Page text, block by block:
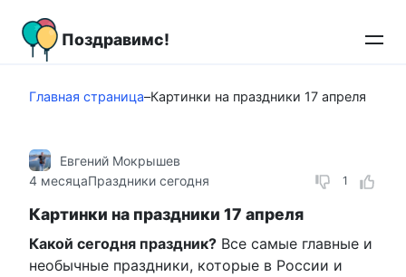
контенту
Поздравимс!
Главная страница–Картинки на праздники 17 апреля
1
Евгений Мокрышев
4 месяцаПраздники сегодня
Картинки на праздники 17 апреля
Какой сегодня праздник? Все самые главные и
необычные праздники, которые в России и